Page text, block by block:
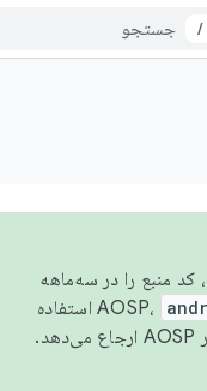
/
کد منبع را در سه‌ماهه
استفاده
همیشه به جدیدترین نسخه منتشر شده در AOSP ارجاع می‌دهد.